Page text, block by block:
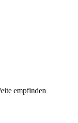
empfinden